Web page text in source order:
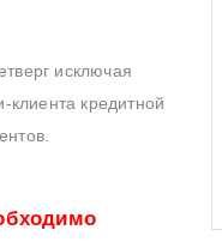
исключая
кредитной